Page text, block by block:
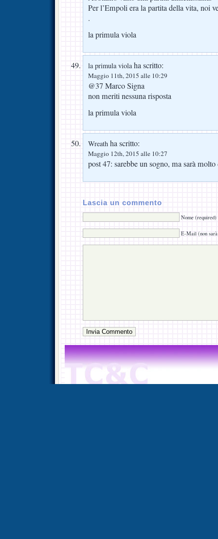
Per l’Empoli era la partita della vita, noi
.
la primula viola
la primula violaha scritto:
Maggio 11th, 2015 alle 10:29
@37 Marco Signa
non meriti nessuna risposta
la primula viola
Wreath ha scritto:
Maggio 12th, 2015 alle 10:27
post 47: sarebbe un sogno, ma sarà molto
Lascia un commento
Nome (required)
E-Mail (non